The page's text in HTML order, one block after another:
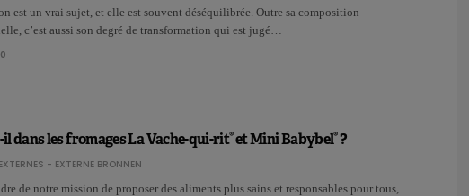
est un vrai sujet, et elle est souvent déséquilibrée. Outre sa composition
c’est aussi son degré de transformation qui est jugé…
0
il dans les fromages La Vache-qui-rit®et Mini Babybel®?
- EXTERNE BRONNEN
de notre mission de proposer des aliments plus sains et responsables pour tous,